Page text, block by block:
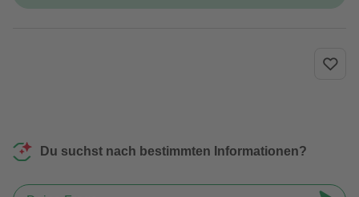
Du suchst nach bestimmten Informationen?